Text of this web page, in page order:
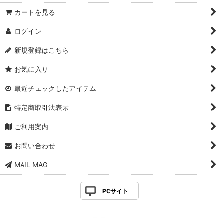
カートを見る
ログイン
新規登録はこちら
お気に入り
最近チェックしたアイテム
特定商取引法表示
ご利用案内
お問い合わせ
MAIL MAG
PCサイト